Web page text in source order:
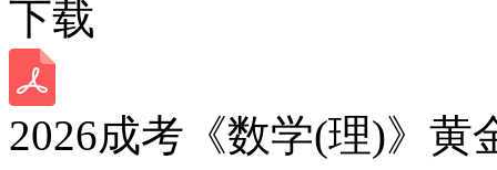
下载
2026成考《数学(理)》黄